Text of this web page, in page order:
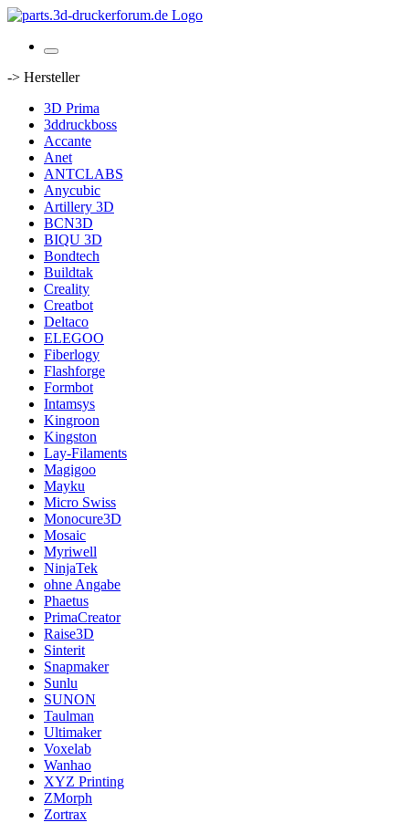
-> Hersteller
3D Prima
3ddruckboss
Accante
Anet
ANTCLABS
Anycubic
Artillery 3D
BCN3D
BIQU 3D
Bondtech
Buildtak
Creality
Creatbot
Deltaco
ELEGOO
Fiberlogy
Flashforge
Formbot
Intamsys
Kingroon
Kingston
Lay-Filaments
Magigoo
Mayku
Micro Swiss
Monocure3D
Mosaic
Myriwell
NinjaTek
ohne Angabe
Phaetus
PrimaCreator
Raise3D
Sinterit
Snapmaker
Sunlu
SUNON
Taulman
Ultimaker
Voxelab
Wanhao
XYZ Printing
ZMorph
Zortrax